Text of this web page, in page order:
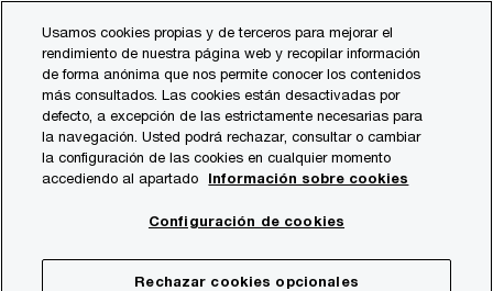
content
footer
contacts
Usamos cookies propias y de terceros para mejorar el
rendimiento de nuestra página web y recopilar información
de forma anónima que nos permite conocer los contenidos
más consultados. Las cookies están desactivadas por
defecto, a excepción de las estrictamente necesarias para
la navegación. Usted podrá rechazar, consultar o cambiar
la configuración de las cookies en cualquier momento
accediendo al apartado
Información sobre cookies
Configuración de cookies
Rechazar cookies opcionales